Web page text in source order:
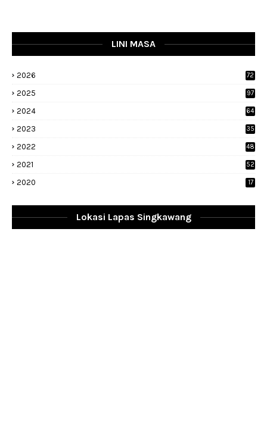
LINI MASA
2026 72
2025 97
2024 64
2023
35
2022
48
2021 52
2020 17
Lokasi Lapas Singkawang